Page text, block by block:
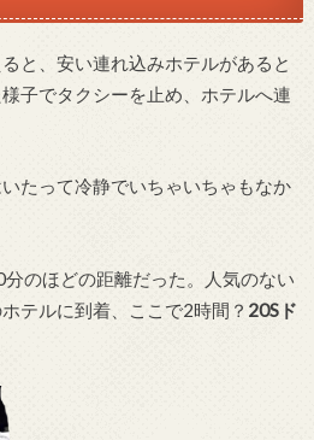
と、安い連れ込みホテルがあると
子でタクシーを止め、ホテルへ連
たって冷静でいちゃいちゃもなか
のほどの距離だった。人気のない
テルに到着、ここで2時間？ 20Sド